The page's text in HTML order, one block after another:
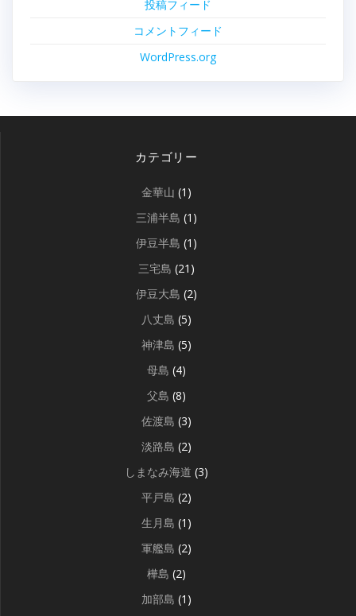
投稿フィード
コメントフィード
WordPress.org
カテゴリー
金華山 (1)
三浦半島 (1)
伊豆半島 (1)
三宅島 (21)
伊豆大島 (2)
八丈島 (5)
神津島 (5)
母島 (4)
父島 (8)
佐渡島 (3)
淡路島 (2)
しまなみ海道 (3)
平戸島 (2)
生月島 (1)
軍艦島 (2)
樺島 (2)
加部島 (1)